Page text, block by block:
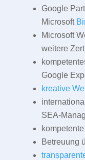
Google
Microsoft
Microsoft
weitere
Google
kreative
SEA-
Betreuung